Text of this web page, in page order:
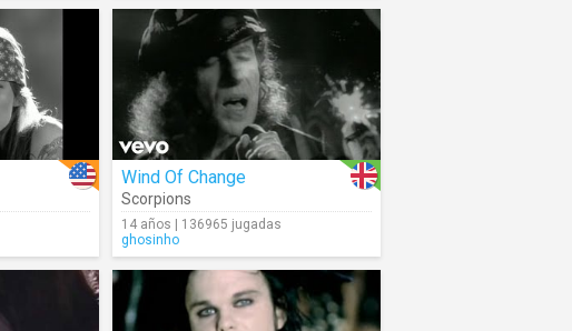
Wind Of Change
Scorpions
14 años | 136965 jugadas
ghosinho